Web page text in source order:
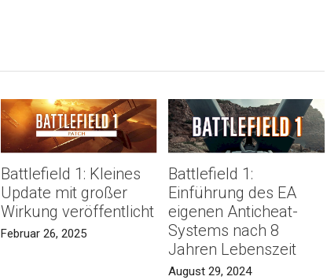
Battlefield 1: Kleines
Update mit großer
Wirkung veröffentlicht
Februar 26, 2025
Battlefield 1:
Einführung des EA
eigenen Anticheat-
Systems nach 8
Jahren Lebenszeit
August 29, 2024